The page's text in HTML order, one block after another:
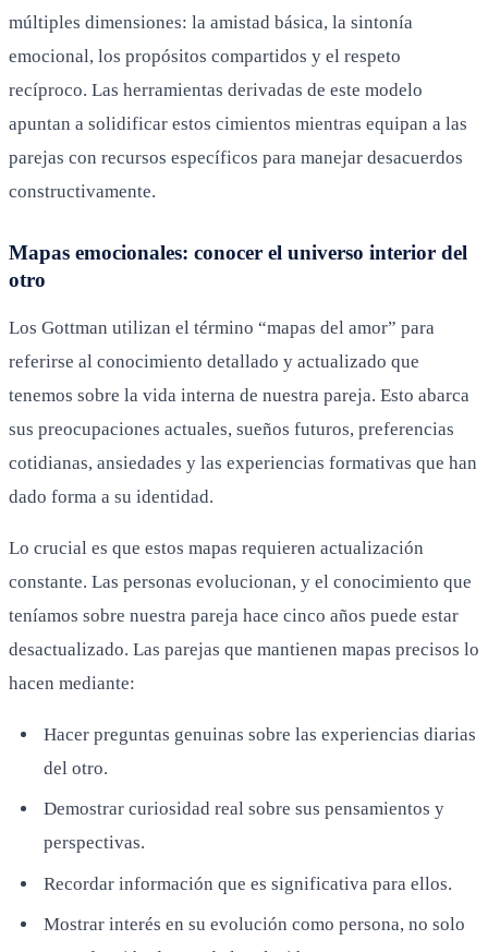
múltiples dimensiones: la amistad básica, la sintonía
emocional, los propósitos compartidos y el respeto
recíproco. Las herramientas derivadas de este modelo
apuntan a solidificar estos cimientos mientras equipan a las
parejas con recursos específicos para manejar desacuerdos
constructivamente.
Mapas emocionales: conocer el universo interior del
otro
Los Gottman utilizan el término “mapas del amor” para
referirse al conocimiento detallado y actualizado que
tenemos sobre la vida interna de nuestra pareja. Esto abarca
sus preocupaciones actuales, sueños futuros, preferencias
cotidianas, ansiedades y las experiencias formativas que han
dado forma a su identidad.
Lo crucial es que estos mapas requieren actualización
constante. Las personas evolucionan, y el conocimiento que
teníamos sobre nuestra pareja hace cinco años puede estar
desactualizado. Las parejas que mantienen mapas precisos lo
hacen mediante:
Hacer preguntas genuinas sobre las experiencias diarias
del otro.
Demostrar curiosidad real sobre sus pensamientos y
perspectivas.
Recordar información que es significativa para ellos.
Mostrar interés en su evolución como persona, no solo